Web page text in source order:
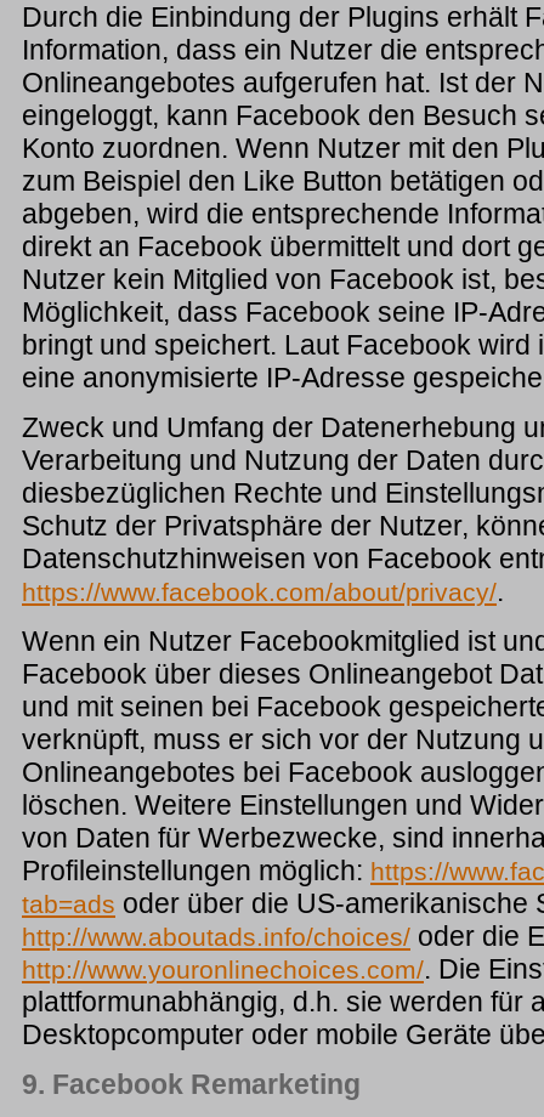
Durch die Einbindung der Plugins erhält
Information, dass ein Nutzer die
Onlineangebotes aufgerufen hat. Ist der
eingeloggt, kann Facebook den Besuch
Konto zuordnen. Wenn Nutzer mit den
zum Beispiel den Like Button betätigen
abgeben, wird die entsprechende
direkt an Facebook übermittelt und dort
Nutzer kein Mitglied von Facebook ist,
Möglichkeit, dass Facebook seine IP-
bringt und speichert. Laut Facebook wird
eine anonymisierte IP-Adresse
Zweck und Umfang der Datenerhebung
Verarbeitung und Nutzung der Daten
diesbezüglichen Rechte und
Schutz der Privatsphäre der Nutzer,
Datenschutzhinweisen von Facebook
https://www.facebook.com/about/privacy/.
Wenn ein Nutzer Facebookmitglied ist
Facebook über dieses Onlineangebot
und mit seinen bei Facebook
verknüpft, muss er sich vor der Nutzung
Onlineangebotes bei Facebook
löschen. Weitere Einstellungen und
von Daten für Werbezwecke, sind
Profileinstellungen möglich: https://
tab=ads oder über die US-amerikanische
http://www.aboutads.info/choices/ oder die
http://www.youronlinechoices.com/. Die
plattformunabhängig, d.h. sie werden für
Desktopcomputer oder mobile Geräte
9. Facebook Remarketing